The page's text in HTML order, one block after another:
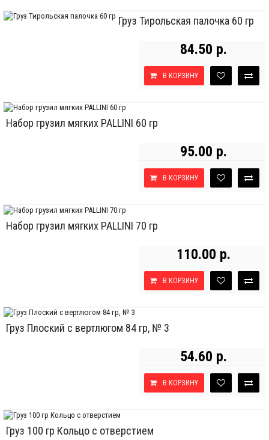
Груз Тирольская палочка 60 гр
84.50 р.
В КОРЗИНУ
Набор грузил мягких PALLINI 60 гр
95.00 р.
В КОРЗИНУ
Набор грузил мягких PALLINI 70 гр
110.00 р.
В КОРЗИНУ
Груз Плоский с вертлюгом 84 гр, № 3
54.60 р.
В КОРЗИНУ
Груз 100 гр Кольцо с отверстием